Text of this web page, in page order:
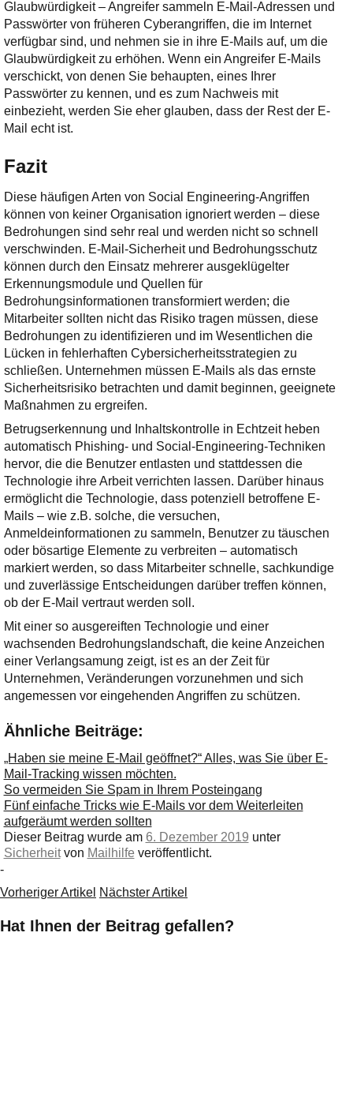
Glaubwürdigkeit – Angreifer sammeln E-Mail-Adressen und
Passwörter von früheren Cyberangriffen, die im Internet
verfügbar sind, und nehmen sie in ihre E-Mails auf, um die
Glaubwürdigkeit zu erhöhen. Wenn ein Angreifer E-Mails
verschickt, von denen Sie behaupten, eines Ihrer
Passwörter zu kennen, und es zum Nachweis mit
einbezieht, werden Sie eher glauben, dass der Rest der E-
Mail echt ist.
Fazit
Diese häufigen Arten von Social Engineering-Angriffen
können von keiner Organisation ignoriert werden – diese
Bedrohungen sind sehr real und werden nicht so schnell
verschwinden. E-Mail-Sicherheit und Bedrohungsschutz
können durch den Einsatz mehrerer ausgeklügelter
Erkennungsmodule und Quellen für
Bedrohungsinformationen transformiert werden; die
Mitarbeiter sollten nicht das Risiko tragen müssen, diese
Bedrohungen zu identifizieren und im Wesentlichen die
Lücken in fehlerhaften Cybersicherheitsstrategien zu
schließen. Unternehmen müssen E-Mails als das ernste
Sicherheitsrisiko betrachten und damit beginnen, geeignete
Maßnahmen zu ergreifen.
Betrugserkennung und Inhaltskontrolle in Echtzeit heben
automatisch Phishing- und Social-Engineering-Techniken
hervor, die die Benutzer entlasten und stattdessen die
Technologie ihre Arbeit verrichten lassen. Darüber hinaus
ermöglicht die Technologie, dass potenziell betroffene E-
Mails – wie z.B. solche, die versuchen,
Anmeldeinformationen zu sammeln, Benutzer zu täuschen
oder bösartige Elemente zu verbreiten – automatisch
markiert werden, so dass Mitarbeiter schnelle, sachkundige
und zuverlässige Entscheidungen darüber treffen können,
ob der E-Mail vertraut werden soll.
Mit einer so ausgereiften Technologie und einer
wachsenden Bedrohungslandschaft, die keine Anzeichen
einer Verlangsamung zeigt, ist es an der Zeit für
Unternehmen, Veränderungen vorzunehmen und sich
angemessen vor eingehenden Angriffen zu schützen.
Ähnliche Beiträge:
„Haben sie meine E-Mail geöffnet?“ Alles, was Sie über E-
Mail-Tracking wissen möchten.
So vermeiden Sie Spam in Ihrem Posteingang
Fünf einfache Tricks wie E-Mails vor dem Weiterleiten
aufgeräumt werden sollten
Dieser Beitrag wurde am 6. Dezember 2019 unter
Sicherheit von Mailhilfe veröffentlicht.
-
Vorheriger Artikel Nächster Artikel
Hat Ihnen der Beitrag gefallen?